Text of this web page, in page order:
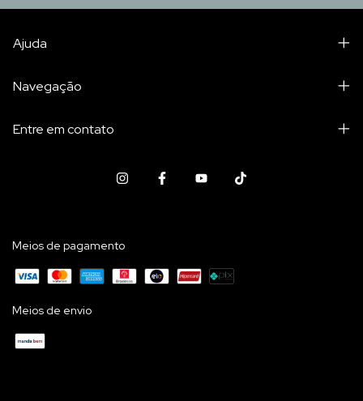
Ajuda
Navegação
Entre em contato
Meios de pagamento
Meios de envio